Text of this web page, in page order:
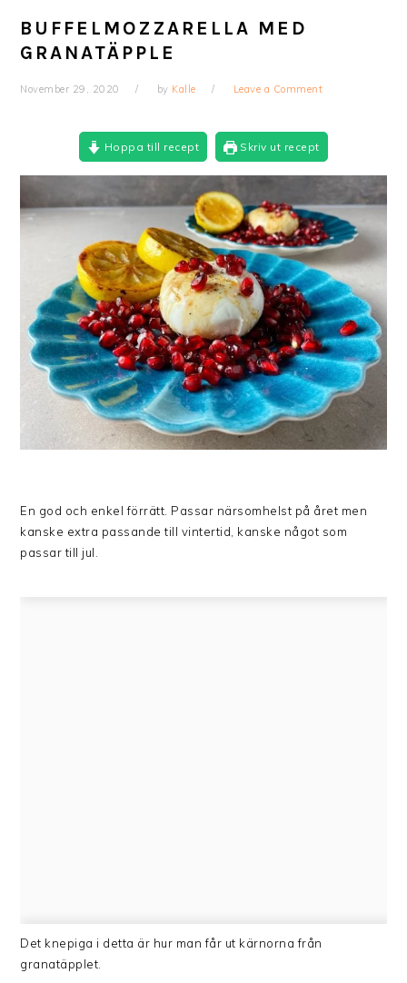
BUFFELMOZZARELLA MED
GRANATÄPPLE
November 29, 2020 by Kalle Leave a Comment
Hoppa till recept Skriv ut recept
En god och enkel förrätt. Passar närsomhelst på året men
kanske extra passande till vintertid, kanske något som
passar till jul.
Det knepiga i detta är hur man får ut kärnorna från
granatäpplet.